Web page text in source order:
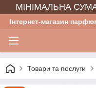
МІНІМАЛЬНА
Інтернет-магазин
Товари та послуги